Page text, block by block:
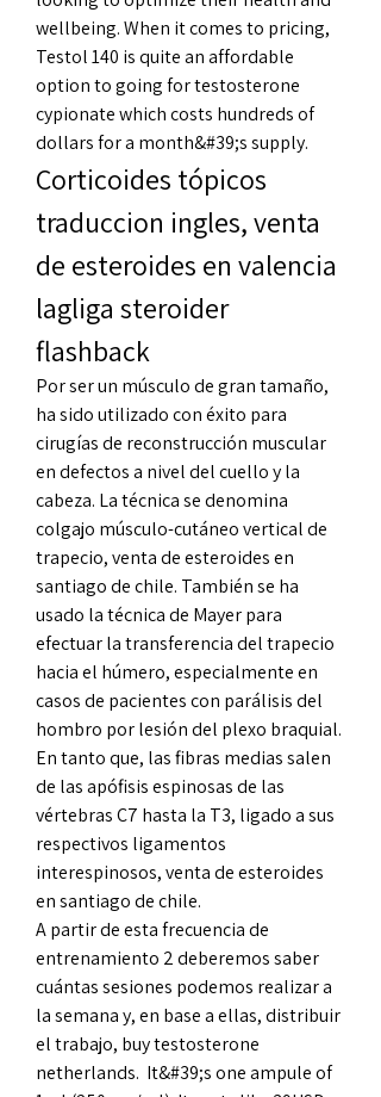
wellbeing. When it comes to pricing,
Testol 140 is quite an affordable
option to going for testosterone
cypionate which costs hundreds of
dollars for a month&#39;s supply.
Corticoides tópicos
traduccion ingles, venta
de esteroides en valencia
lagliga steroider
flashback
Por ser un músculo de gran tamaño,
ha sido utilizado con éxito para
cirugías de reconstrucción muscular
en defectos a nivel del cuello y la
cabeza. La técnica se denomina
colgajo músculo-cutáneo vertical de
trapecio, venta de esteroides en
santiago de chile. También se ha
usado la técnica de Mayer para
efectuar la transferencia del trapecio
hacia el húmero, especialmente en
casos de pacientes con parálisis del
hombro por lesión del plexo braquial.
En tanto que, las fibras medias salen
de las apófisis espinosas de las
vértebras C7 hasta la T3, ligado a sus
respectivos ligamentos
interespinosos, venta de esteroides
en santiago de chile.
A partir de esta frecuencia de
entrenamiento 2 deberemos saber
cuántas sesiones podemos realizar a
la semana y, en base a ellas, distribuir
el trabajo, buy testosterone
netherlands.  It&#39;s one ampule of